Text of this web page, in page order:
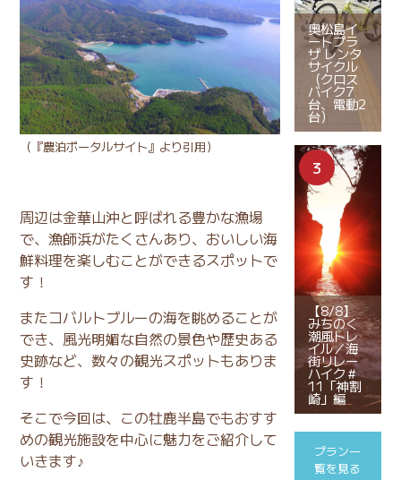
（ 『農泊ポータルサイト』 より引用）
周辺は金華山沖と呼ばれる豊かな漁場
で、漁師浜がたくさんあり、おいしい海
鮮料理を楽しむことができるスポットで
す！
またコバルトブルーの海を眺めることが
でき、風光明媚な自然の景色や歴史ある
史跡など、数々の観光スポットもありま
す！
そこで今回は、この牡鹿半島でもおすす
めの観光施設を中心に魅力をご紹介して
いきます♪
奥松島イ
ートプラ
ザ レンタ
サイクル
（クロス
バイク7
台、電動2
台）
【8/8】
みちのく
潮風トレ
イル／海
街リレー
ハイク＃
11「神割
崎」編
プラン一
覧を見る